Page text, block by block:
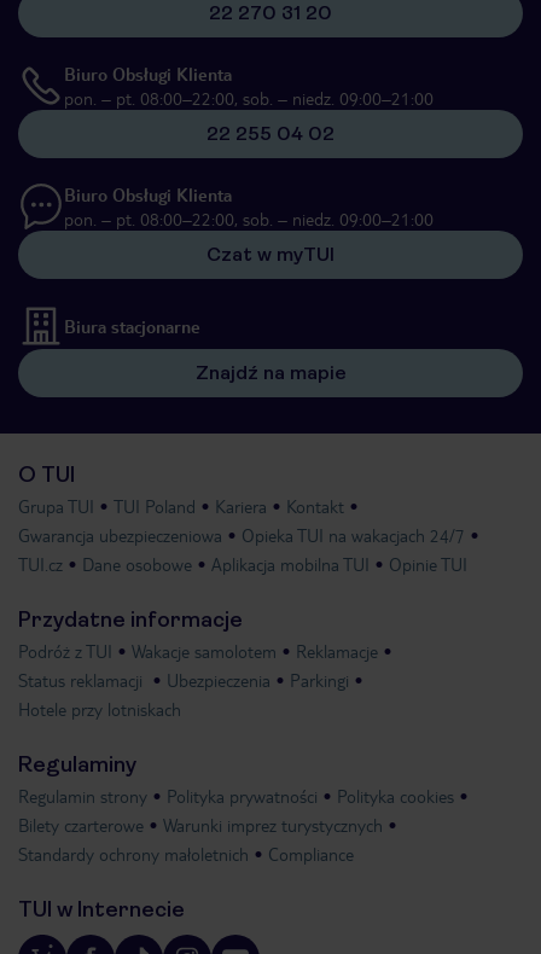
22 270 31 20
Biuro Obsługi Klienta
pon. – pt. 08:00–22:00, sob. – niedz. 09:00–21:00
22 255 04 02
Biuro Obsługi Klienta
pon. – pt. 08:00–22:00, sob. – niedz. 09:00–21:00
Czat w myTUI
Biura stacjonarne
Znajdź na mapie
O TUI
Grupa TUI TUI Poland Kariera
Kontakt
Gwarancja ubezpieczeniowa
Opieka TUI na wakacjach 24/7
TUI.cz
Dane osobowe Aplikacja mobilna TUI Opinie TUI
Przydatne informacje
Podróż z TUI Wakacje samolotem
Reklamacje
Status reklamacji
Ubezpieczenia
Parkingi
Hotele przy lotniskach
Regulaminy
Regulamin strony Polityka prywatności
Polityka cookies
Bilety czarterowe
Warunki imprez turystycznych
Standardy ochrony małoletnich
Compliance
TUI w Internecie